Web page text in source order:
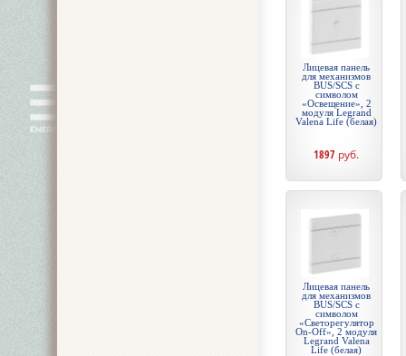
Лицевая панель
для механизмов
BUS/SCS с
символом
«Освещение», 2
модуля Legrand
Valena Life (белая)
1897 руб.
Лицевая панель
для механизмов
BUS/SCS с
символом
«Светорегулятор
On-Off», 2 модуля
Legrand Valena
Life (белая)